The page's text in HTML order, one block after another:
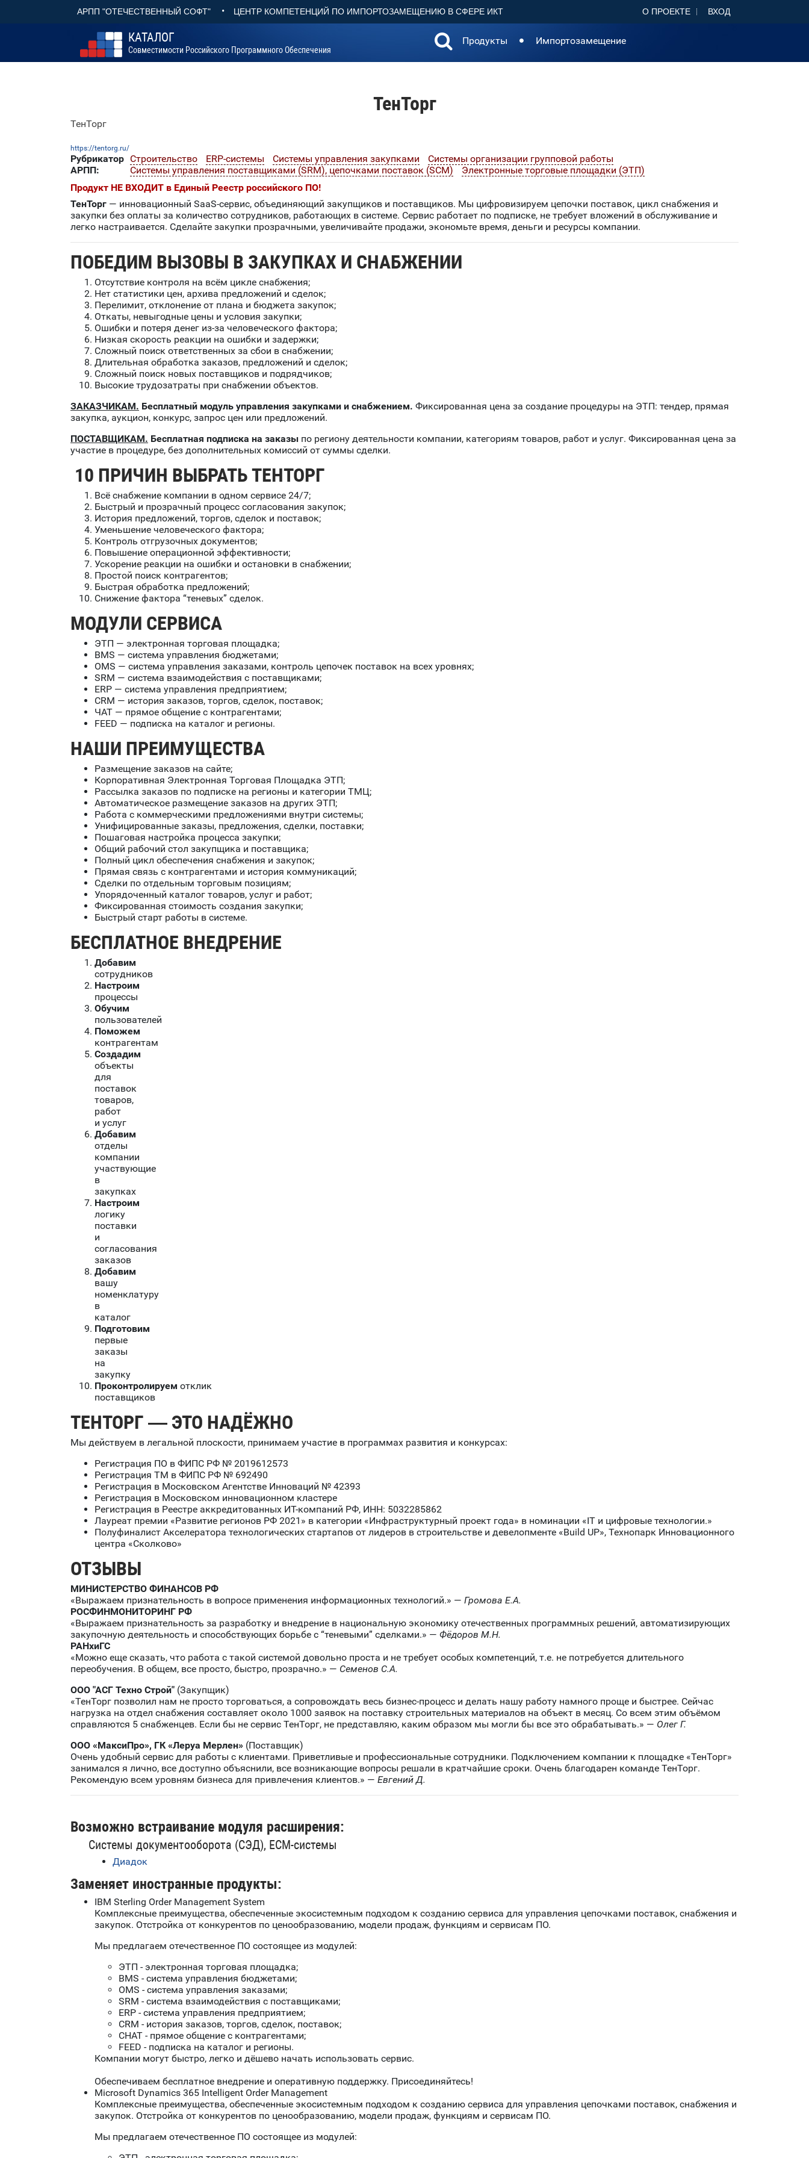
АРПП "ОТЕЧЕСТВЕННЫЙ СОФТ" • ЦЕНТР КОМПЕТЕНЦИЙ ПО ИМПОРТОЗАМЕЩЕНИЮ В СФЕРЕ ИКТ О ПРОЕКТЕ ВХОД
КАТАЛОГ
Совместимости Российского Программного Обеспечения
Продукты Импортозамещение
ТенТорг
ТенТорг
https://tentorg.ru/
Рубрикатор
АРПП:
Строительство ERP-системы Системы управления закупками
Системы организации групповой работы
Системы управления поставщиками (SRM), цепочками поставок (SCM)
Электронные торговые площадки (ЭТП)
Продукт НЕ ВХОДИТ в Единый Реестр российского ПО!
ТенТорг — инновационный SaaS-сервис, объединяющий закупщиков и поставщиков. Мы цифровизируем цепочки поставок, цикл снабжения и
закупки без оплаты за количество сотрудников, работающих в системе. Сервис работает по подписке, не требует вложений в обслуживание и
легко настраивается. Сделайте закупки прозрачными, увеличивайте продажи, экономьте время, деньги и ресурсы компании.
ПОБЕДИМ ВЫЗОВЫ В ЗАКУПКАХ И СНАБЖЕНИИ
Отсутствие контроля на всём цикле снабжения;
Нет статистики цен, архива предложений и сделок;
Перелимит, отклонение от плана и бюджета закупок;
Откаты, невыгодные цены и условия закупки;
Ошибки и потеря денег из-за человеческого фактора;
Низкая скорость реакции на ошибки и задержки;
Сложный поиск ответственных за сбои в снабжении;
Длительная обработка заказов, предложений и сделок;
Сложный поиск новых поставщиков и подрядчиков;
Высокие трудозатраты при снабжении объектов.
ЗАКАЗЧИКАМ. Бесплатный модуль управления закупками и снабжением. Фиксированная цена за создание процедуры на ЭТП: тендер, прямая
закупка, аукцион, конкурс, запрос цен или предложений.
ПОСТАВЩИКАМ. Бесплатная подписка на заказы по региону деятельности компании, категориям товаров, работ и услуг. Фиксированная цена за
участие в процедуре, без дополнительных комиссий от суммы сделки.
10 ПРИЧИН ВЫБРАТЬ ТЕНТОРГ
Всё снабжение компании в одном сервисе 24/7;
Быстрый и прозрачный процесс согласования закупок;
История предложений, торгов, сделок и поставок;
Уменьшение человеческого фактора;
Контроль отгрузочных документов;
Повышение операционной эффективности;
Ускорение реакции на ошибки и остановки в снабжении;
Простой поиск контрагентов;
Быстрая обработка предложений;
Снижение фактора “теневых” сделок.
МОДУЛИ СЕРВИСА
ЭТП — электронная торговая площадка;
BMS — система управления бюджетами;
OMS — система управления заказами, контроль цепочек поставок на всех уровнях;
SRM — система взаимодействия с поставщиками;
ERP — система управления предприятием;
CRM — история заказов, торгов, сделок, поставок;
ЧАТ — прямое общение с контрагентами;
FEED — подписка на каталог и регионы.
НАШИ ПРЕИМУЩЕСТВА
Размещение заказов на сайте;
Корпоративная Электронная Торговая Площадка ЭТП;
Рассылка заказов по подписке на регионы и категории ТМЦ;
Автоматическое размещение заказов на других ЭТП;
Работа с коммерческими предложениями внутри системы;
Унифицированные заказы, предложения, сделки, поставки;
Пошаговая настройка процесса закупки;
Общий рабочий стол закупщика и поставщика;
Полный цикл обеспечения снабжения и закупок;
Прямая связь с контрагентами и история коммуникаций;
Сделки по отдельным торговым позициям;
Упорядоченный каталог товаров, услуг и работ;
Фиксированная стоимость создания закупки;
Быстрый старт работы в системе.
БЕСПЛАТНОЕ ВНЕДРЕНИЕ
Добавим
сотрудников
Настроим
процессы
Обучим
пользователей
Поможем
контрагентам
Создадим
объекты
для
поставок
товаров,
работ
и услуг
Добавим
отделы
компании
участвующие
в
закупках
Настроим
логику
поставки
и
согласования
заказов
Добавим
вашу
номенклатуру
в
каталог
Подготовим
первые
заказы
на
закупку
Проконтролируем отклик
поставщиков
ТЕНТОРГ — ЭТО НАДЁЖНО
Мы действуем в легальной плоскости, принимаем участие в программах развития и конкурсах:
Регистрация ПО в ФИПС РФ № 2019612573
Регистрация ТМ в ФИПС РФ № 692490
Регистрация в Московском Агентстве Инноваций № 42393
Регистрация в Московском инновационном кластере
Регистрация в Реестре аккредитованных ИТ-компаний РФ, ИНН: 5032285862
Лауреат премии «Развитие регионов РФ 2021» в категории «Инфраструктурный проект года» в номинации «IT и цифровые технологии.»
Полуфиналист Акселератора технологических стартапов от лидеров в строительстве и девелопменте «Build UP», Технопарк Инновационного
центра «Сколково»
ОТЗЫВЫ
МИНИСТЕРСТВО ФИНАНСОВ РФ
«Выражаем признательность в вопросе применения информационных технологий.» — Громова Е.А.
РОСФИНМОНИТОРИНГ РФ
«Выражаем признательность за разработку и внедрение в национальную экономику отечественных программных решений, автоматизирующих
закупочную деятельность и способствующих борьбе с “теневыми” сделками.» — Фёдоров М.Н.
РАНхиГС
«Можно еще сказать, что работа с такой системой довольно проста и не требует особых компетенций, т.е. не потребуется длительного
переобучения. В общем, все просто, быстро, прозрачно.» — Семенов С.А.
ООО "АСГ Техно Строй" (Закупщик)
«ТенТорг позволил нам не просто торговаться, а сопровождать весь бизнес-процесс и делать нашу работу намного проще и быстрее. Сейчас
нагрузка на отдел снабжения составляет около 1000 заявок на поставку строительных материалов на объект в месяц. Со всем этим объёмом
справляются 5 снабженцев. Если бы не сервис ТенТорг, не представляю, каким образом мы могли бы все это обрабатывать.» — Олег Г.
ООО «МаксиПро», ГК «Леруа Мерлен» (Поставщик)
Очень удобный сервис для работы с клиентами. Приветливые и профессиональные сотрудники. Подключением компании к площадке «ТенТорг»
занимался я лично, все доступно объяснили, все возникающие вопросы решали в кратчайшие сроки. Очень благодарен команде ТенТорг.
Рекомендую всем уровням бизнеса для привлечения клиентов.» — Евгений Д.
Возможно встраивание модуля расширения:
Системы документооборота (СЭД), ECM-системы
Диадок
Заменяет иностранные продукты:
IBM Sterling Order Management System
Комплексные преимущества, обеспеченные экосистемным подходом к созданию сервиса для управления цепочками поставок, снабжения и
закупок. Отстройка от конкурентов по ценообразованию, модели продаж, функциям и сервисам ПО.
Мы предлагаем отечественное ПО состоящее из модулей:
ЭТП - электронная торговая площадка;
BMS - система управления бюджетами;
OMS - система управления заказами;
SRM - система взаимодействия с поставщиками;
ERP - система управления предприятием;
CRM - история заказов, торгов, сделок, поставок;
CHAT - прямое общение с контрагентами;
FEED - подписка на каталог и регионы.
Компании могут быстро, легко и дёшево начать использовать сервис.
Обеспечиваем бесплатное внедрение и оперативную поддержку. Присоединяйтесь!
Microsoft Dynamics 365 Intelligent Order Management
Комплексные преимущества, обеспеченные экосистемным подходом к созданию сервиса для управления цепочками поставок, снабжения и
закупок. Отстройка от конкурентов по ценообразованию, модели продаж, функциям и сервисам ПО.
Мы предлагаем отечественное ПО состоящее из модулей: